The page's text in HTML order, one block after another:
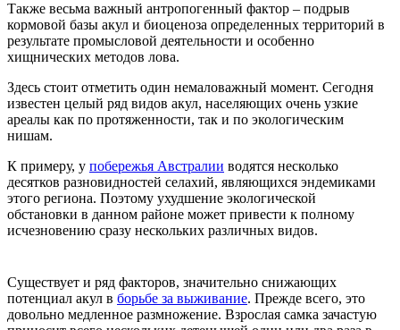
Также весьма важный антропогенный фактор – подрыв
кормовой базы акул и биоценоза определенных территорий в
результате промысловой деятельности и особенно
хищнических методов лова.
Здесь стоит отметить один немаловажный момент. Сегодня
известен целый ряд видов акул, населяющих очень узкие
ареалы как по протяженности, так и по экологическим
нишам.
К примеру, у побережья Австралии водятся несколько
десятков разновидностей селахий, являющихся эндемиками
этого региона. Поэтому ухудшение экологической
обстановки в данном районе может привести к полному
исчезновению сразу нескольких различных видов.
Существует и ряд факторов, значительно снижающих
потенциал акул в борьбе за выживание. Прежде всего, это
довольно медленное размножение. Взрослая самка зачастую